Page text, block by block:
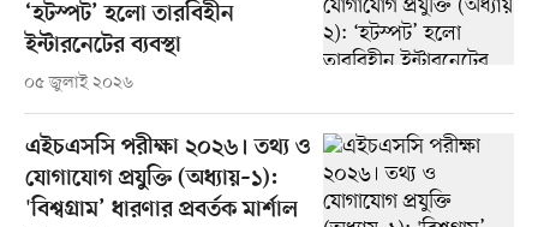
‘হটস্পট’ হলো তারবিহীন
ইন্টারনেটের ব্যবস্থা
০৫ জুলাই ২০২৬
এইচএসসি পরীক্ষা ২০২৬। তথ্য ও
যোগাযোগ প্রযুক্তি (অধ্যায়–১):
'বিশ্বগ্রাম’ ধারণার প্রবর্তক মার্শাল